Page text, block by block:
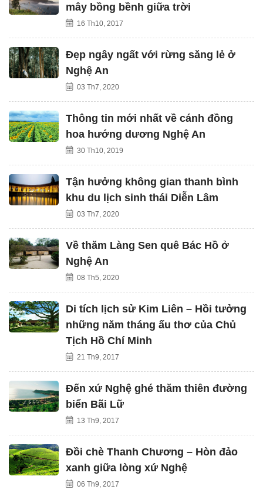
mây bồng bềnh giữa trời
16 Th10, 2017
Đẹp ngây ngất với rừng săng lẻ ở
Nghệ An
03 Th7, 2020
Thông tin mới nhất về cánh đồng
hoa hướng dương Nghệ An
30 Th10, 2019
Tận hưởng không gian thanh bình
khu du lịch sinh thái Diễn Lâm
03 Th7, 2020
Về thăm Làng Sen quê Bác Hồ ở
Nghệ An
08 Th5, 2020
Di tích lịch sử Kim Liên – Hồi tưởng
những năm tháng ấu thơ của Chủ
Tịch Hồ Chí Minh
21 Th9, 2017
Đến xứ Nghệ ghé thăm thiên đường
biển Bãi Lữ
13 Th9, 2017
Đồi chè Thanh Chương – Hòn đảo
xanh giữa lòng xứ Nghệ
06 Th9, 2017